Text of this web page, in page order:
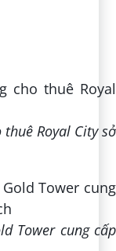
Royal City sở
Tower cung cấp